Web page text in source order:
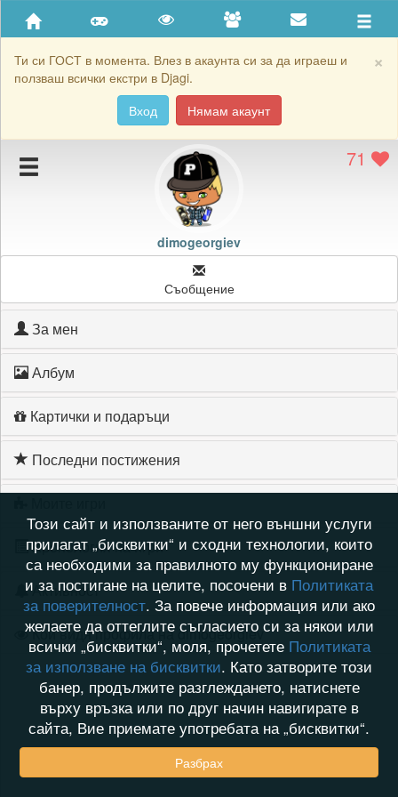
×
Ти си ГОСТ в момента. Влез в акаунта си за да играеш и
ползваш всички екстри в Djagi.
Вход
Нямам акаунт
Приятели
Хронология на игри
Подаръците на dimogeorgiev
Картичките на dimogeorgiev
Блокирай dimogeorgiev
71
dimogeorgiev
Съобщение
За мен
Албум
Картички и подаръци
Последни постижения
Хронология на игри
Активност
Кой видя профила на dimogeorgiev
Този сайт и използваните от него външни услуги
прилагат „бисквитки“ и сходни технологии, които
са необходими за правилното му функциониране
и за постигане на целите, посочени в Политиката
за поверителност. За повече информация или ако
желаете да оттеглите съгласието си за някои или
всички „бисквитки“, моля, прочетете Политиката
за използване на бисквитки. Като затворите този
банер, продължите разглеждането, натиснете
върху връзка или по друг начин навигирате в
сайта, Вие приемате употребата на „бисквитки“.
Разбрах